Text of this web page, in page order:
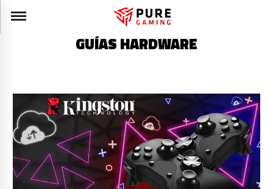
GUÍAS HARDWARE